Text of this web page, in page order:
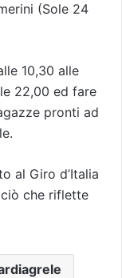
(Sole 24
10,30 alle
22,00 ed fare
pronti ad
al Giro d’Italia
che riflette